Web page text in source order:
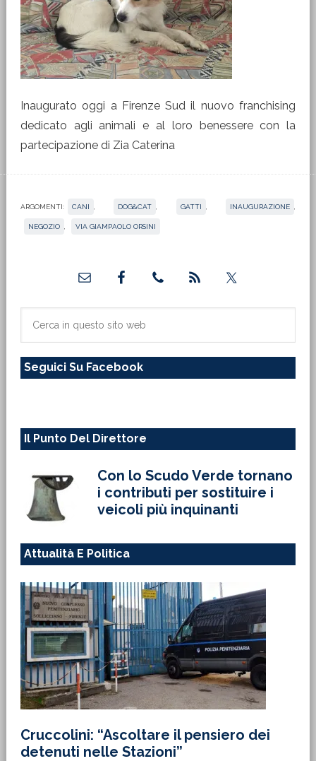
Inaugurato oggi a Firenze Sud il nuovo franchising
dedicato agli animali e al loro benessere con la
partecipazione di Zia Caterina
ARGOMENTI: CANI DOG&CAT GATTI INAUGURAZIONE
NEGOZIO VIA GIAMPAOLO ORSINI
primaria
sito
Seguici Su Facebook
Il Punto Del Direttore
Con lo Scudo Verde tornano
i contributi per sostituire i
veicoli più inquinanti
Attualità E Politica
Cruccolini: “Ascoltare il pensiero dei
detenuti nelle Stazioni”